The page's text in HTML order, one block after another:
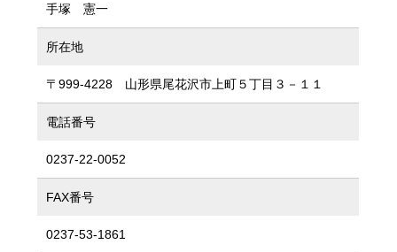
手塚 憲一
所在地
〒999-4228 山形県尾花沢市上町５丁目３－１１
電話番号
0237-22-0052
FAX番号
0237-53-1861